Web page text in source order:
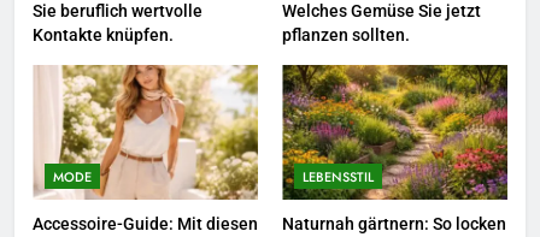
Socken – Qualität, Technologie
und Design in einem
2
Karriere-Frühling: So bringen Sie
jetzt frischen Wind in Ihren Job.
Sie beruflich wertvolle
Kontakte knüpfen.
Welches Gemüse Sie jetzt
pflanzen sollten.
MODE
Accessoire-Guide: Mit diesen
LEBENSSTIL
Naturnah gärtnern: So locken